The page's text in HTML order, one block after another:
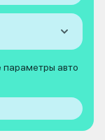
параметры авто